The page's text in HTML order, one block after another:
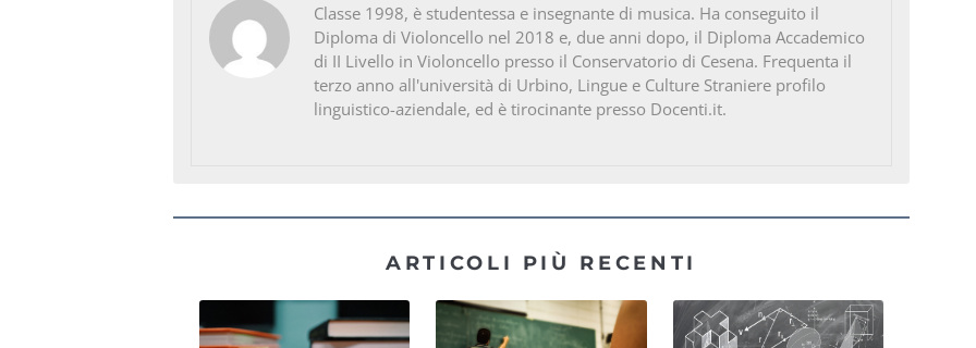
Classe 1998, è studentessa e insegnante di musica. Ha conseguito il
Diploma di Violoncello nel 2018 e, due anni dopo, il Diploma Accademico
di II Livello in Violoncello presso il Conservatorio di Cesena. Frequenta il
terzo anno all'università di Urbino, Lingue e Culture Straniere profilo
linguistico-aziendale, ed è tirocinante presso Docenti.it.
ARTICOLI PIÙ RECENTI